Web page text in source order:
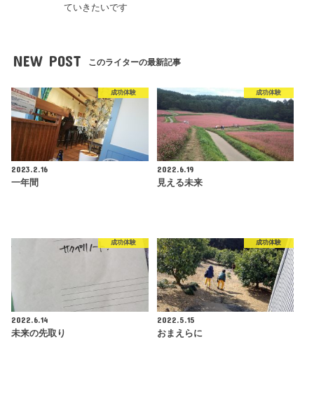
ていきたいです
NEW POST このライターの最新記事
成功体験
2023.2.16
一年間
成功体験
2022.6.19
見える未来
成功体験
2022.6.14
未来の先取り
成功体験
2022.5.15
おまえらに